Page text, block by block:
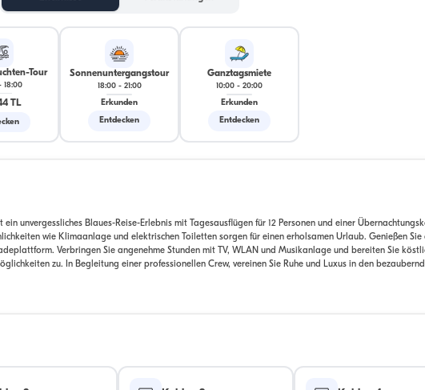
Tour
18:00
TL
Sonnenuntergangstour
18:00- 21:00
Erkunden
Entdecken
Ganztagsmiete
10:00 - 20:00
Erkunden
Entdecken
unvergessliches Blaues-Reise-Erlebnis mit Tagesausflügen für 12 Personen und einer
wie Klimaanlage und elektrischen Toiletten sorgen für einen erholsamen Urlaub. Genießen Sie
Verbringen Sie angenehme Stunden mit TV, WLAN und Musikanlage und bereiten Sie
zu. In Begleitung einer professionellen Crew, vereinen Sie Ruhe und Luxus in den